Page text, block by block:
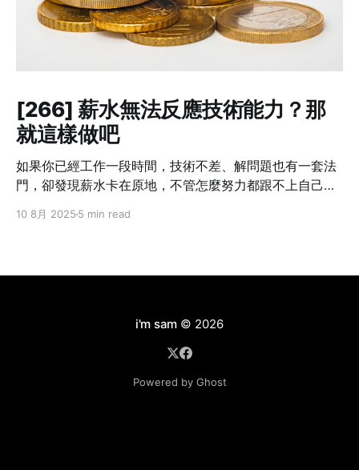
[266] 薪水無法反應技術能力？那
就這樣做吧
如果你已經工作一段時間，技術不差、解問題也有一套法
門，卻發現薪水卡在原地，不管怎麼努力都跟不上自己的
想過：「我現在的貢獻，真的只有這個數字嗎？」但光靠
在的角色，有可見的成果嗎？ 能不能列出三件「有你做比
較順、沒你就出事」的工作內容？比如說：系統穩定性明
10 8月 2025 5 min read
i'm sam © 2026
Powered by Ghost